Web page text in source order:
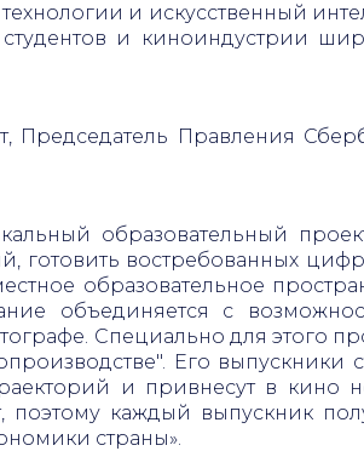
и искусственный
и киноиндустрии
Правления
образовательный
готовить востребованных
образовательное
объединяется с
Специально для этого
Его выпускники
и привнесут в кино
каждый выпускник
страны».